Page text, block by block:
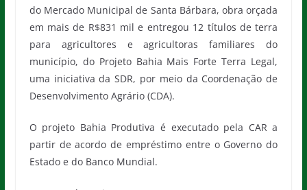
do Mercado Municipal de Santa Bárbara, obra orçada
em mais de R$831 mil e entregou 12 títulos de terra
para agricultores e agricultoras familiares do
município, do Projeto Bahia Mais Forte Terra Legal,
uma iniciativa da SDR, por meio da Coordenação de
Desenvolvimento Agrário (CDA).
O projeto Bahia Produtiva é executado pela CAR a
partir de acordo de empréstimo entre o Governo do
Estado e do Banco Mundial.